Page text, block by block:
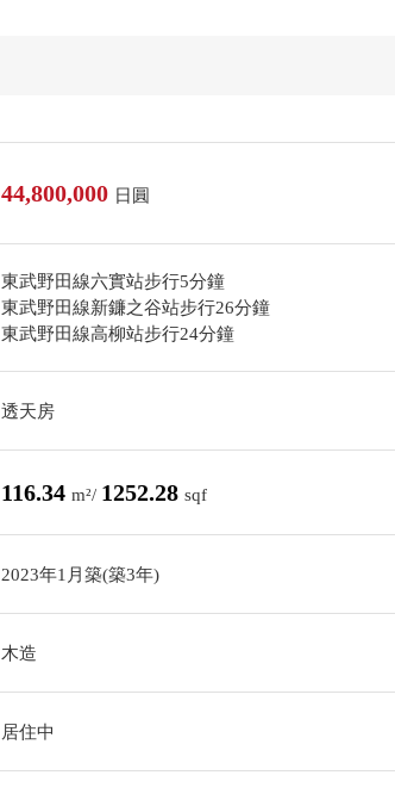
44,800,000 日圓
東武野田線六實站步行5分鐘
東武野田線新鐮之谷站步行26分鐘
東武野田線高柳站步行24分鐘
透天房
116.34 m²/ 1252.28 sqf
2023年1月築(築3年)
木造
居住中